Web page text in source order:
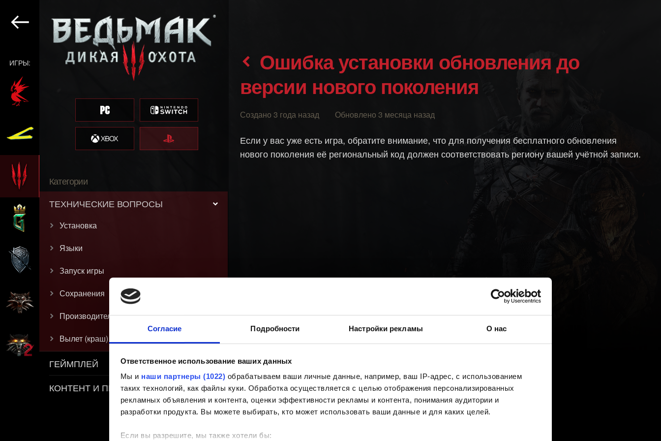
Согласие Подробности Настройки рекламы О нас
Ответственное использование ваших данных
Мы и наши партнеры (1022) обрабатываем ваши личные данные, например, ваш IP-адрес, с использованием
таких технологий, как файлы куки. Обработка осуществляется с целью отображения персонализированных
рекламных объявления и контента, оценки эффективности рекламы и контента, понимания аудитории и
разработки продукта. Вы можете выбирать, кто может использовать ваши данные и для каких целей.
Если вы разрешите, мы также хотели бы:
ИГРЫ:
Категории
ТЕХНИЧЕСКИЕ ВОПРОСЫ
Установка
Языки
Запуск игры
Сохранения
Производительность
Вылет (краш)
ГЕЙМПЛЕЙ
КОНТЕНТ И ПРАВИЛА
Ошибка установки обновления до
версии нового поколения
Создано 3 года назад Обновлено 3 месяца назад
Если у вас уже есть игра, обратите внимание, что для получения бесплатного обновления
нового поколения её региональный код должен соответствовать региону вашей учётной записи.